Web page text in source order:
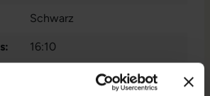
Schwarz
16:10